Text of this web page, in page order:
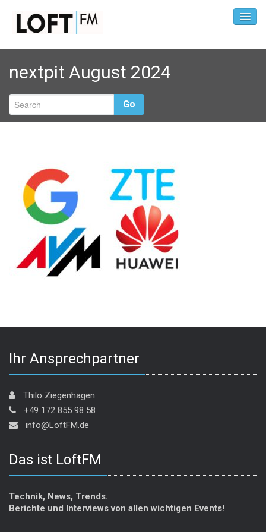
nextpit August 2024
Go
Ihr Ansprechpartner
Thilo Ziegenhagen
+49 172 855 98 58
info@LoftFM.de
Das ist LoftFM
Technik, News, Trends.
Berichte und Interviews von allen wichtigen Events!